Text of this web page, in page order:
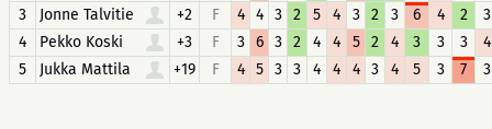
3
Jonne Talvitie +2 F 4 4 3 2 5 4 3 2 3 6 4 2
3
4
Pekko Koski +3 F 3 6 3 2 4 4 5 2 4 3 3 3
4
5
Jukka Mattila +19 F 4 5 3 3 4 4 4 3 4 5 3 7 3